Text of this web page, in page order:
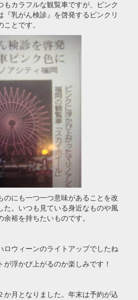
もカラフルな観覧車ですが、ピンク
『乳がん検診』を啓発するピンクリ
とです。
のにも一つ一つ意味があることを改
た。いつも見ている身近なものや風
裕を持ちたいものです。
ロウィーンのライトアップでしたね
が浮かび上がるのか楽しみです！
か月となりました。年末は予約が込